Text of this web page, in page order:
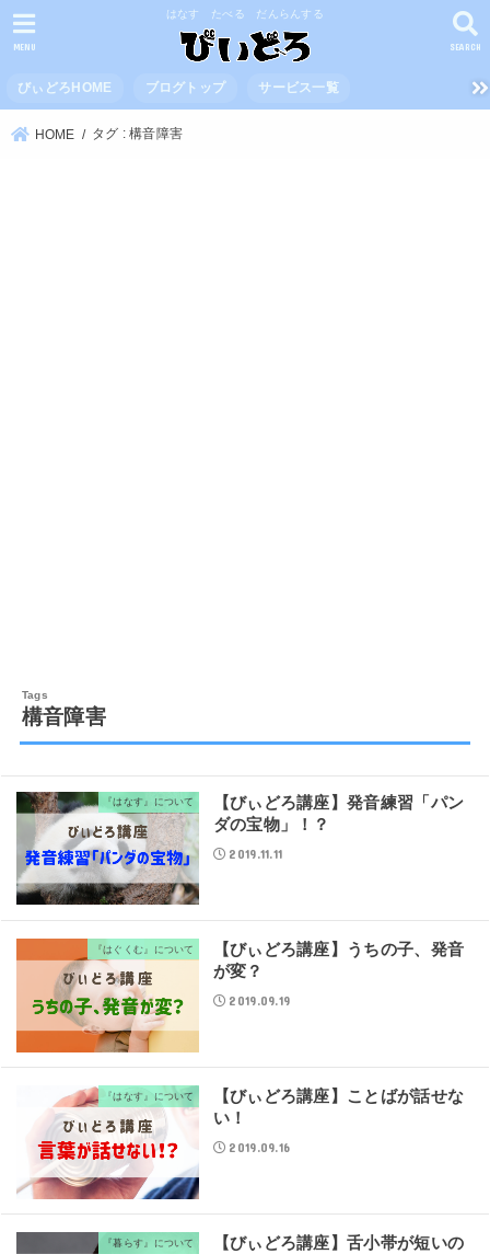
はなす たべる だんらんする
SEARCH
MENU
びぃどろHOME ブログトップ サービス一覧
HOME タグ : 構音障害
構音障害
『はなす』について
【びぃどろ講座】発音練習「パン
ダの宝物」！？
2019.11.11
『はぐくむ』について
【びぃどろ講座】うちの子、発音
が変？
2019.09.19
『はなす』について
【びぃどろ講座】ことばが話せな
い！
2019.09.16
『暮らす』について
【びぃどろ講座】舌小帯が短いの